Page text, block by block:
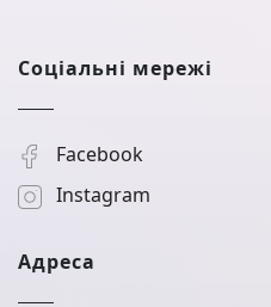
Соціальні мережі
Facebook
Instagram
Адреса